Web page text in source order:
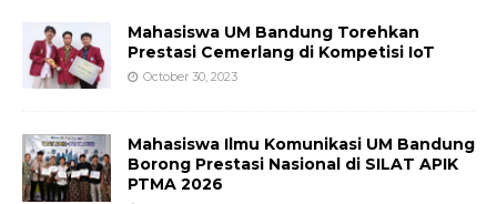
Mahasiswa UM Bandung Torehkan
Prestasi Cemerlang di Kompetisi IoT
October 30, 2023
Mahasiswa Ilmu Komunikasi UM Bandung
Borong Prestasi Nasional di SILAT APIK
PTMA 2026